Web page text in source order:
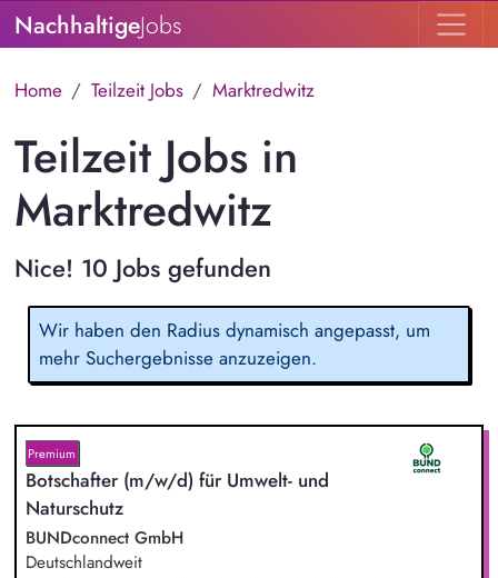
NachhaltigeJobs
Home Teilzeit Jobs Marktredwitz
Teilzeit Jobs in
Marktredwitz
Nice! 10 Jobs gefunden
Wir haben den Radius dynamisch angepasst, um
mehr Suchergebnisse anzuzeigen.
Premium
Botschafter (m/w/d) für Umwelt- und
Naturschutz
BUNDconnect GmbH
Deutschlandweit